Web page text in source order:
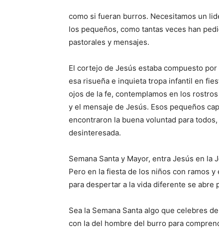
como si fueran burros. Necesitamos un
los pequeños, como tantas veces han
pastorales y mensajes.
El cortejo de Jesús estaba compuesto
esa risueña e inquieta tropa infantil en
ojos de la fe, contemplamos en los
y el mensaje de Jesús. Esos pequeños
encontraron la buena voluntad para
desinteresada.
Semana Santa y Mayor, entra Jesús en
Pero en la fiesta de los niños con ramos
para despertar a la vida diferente se abre
Sea la Semana Santa algo que celebres
con la del hombre del burro para